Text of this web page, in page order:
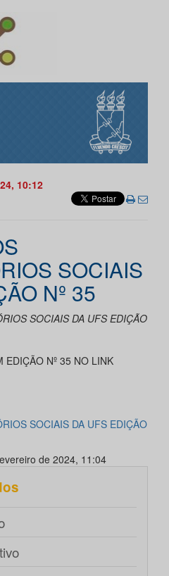
10:12
SOCIAIS
Nº 35
SOCIAIS DA UFS EDIÇÃO
EDIÇÃO Nº 35 NO LINK
SOCIAIS DA UFS EDIÇÃO
de 2024, 11:04